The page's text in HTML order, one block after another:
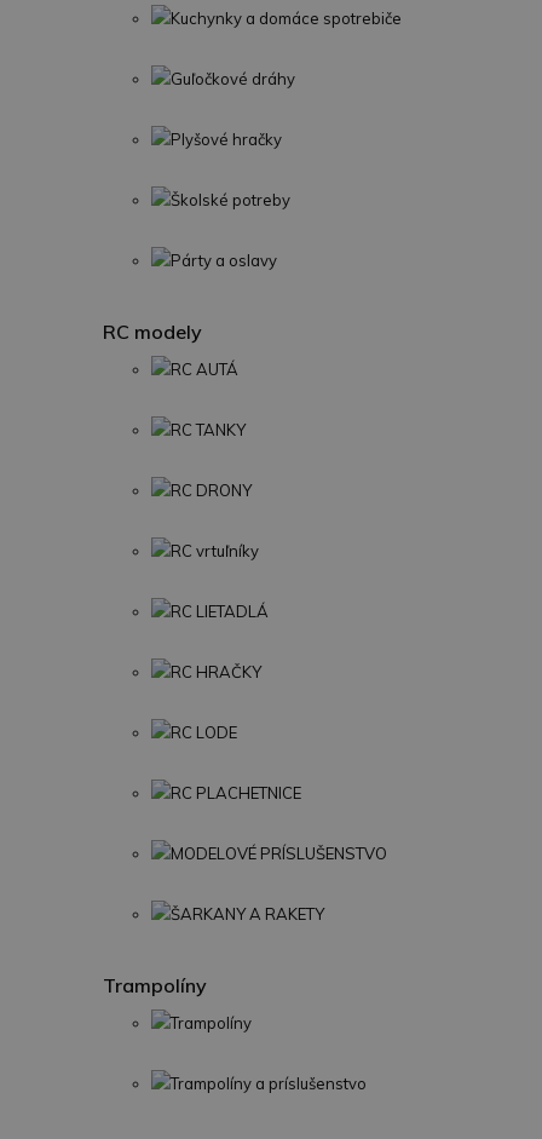
Kuchynky a domáce spotrebiče
Guľočkové dráhy
Plyšové hračky
Školské potreby
Párty a oslavy
RC modely
RC AUTÁ
RC TANKY
RC DRONY
RC vrtuľníky
RC LIETADLÁ
RC HRAČKY
RC LODE
RC PLACHETNICE
MODELOVÉ PRÍSLUŠENSTVO
ŠARKANY A RAKETY
Trampolíny
Trampolíny
Trampolíny a príslušenstvo